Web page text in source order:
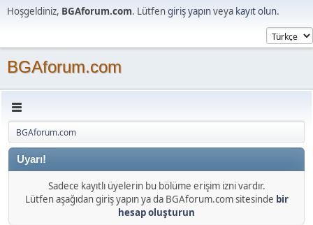
Hoşgeldiniz, BGAforum.com. Lütfengiriş yapınveya kayıt olun.
BGAforum.com
BGAforum.com
Uyarı!
Sadece kayıtlı üyelerin bu bölüme erişim izni vardır.
Lütfen aşağıdan giriş yapın ya da BGAforum.com sitesinde bir
hesap oluşturun